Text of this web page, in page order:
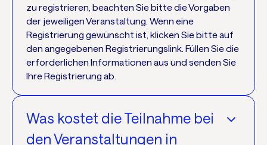
zu registrieren, beachten Sie bitte die Vorgaben
der jeweiligen Veranstaltung. Wenn eine
Registrierung gewünscht ist, klicken Sie bitte auf
den angegebenen Registrierungslink. Füllen Sie die
erforderlichen Informationen aus und senden Sie
Ihre Registrierung ab.
Was kostet die Teilnahme bei
den Veranstaltungen in